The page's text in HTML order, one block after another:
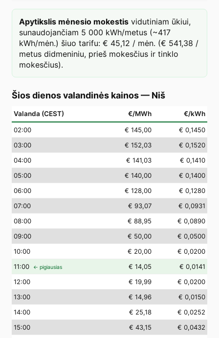
Apytikslis mėnesio mokestis vidutiniam ūkiui,
sunaudojančiam 5 000 kWh/metus (~417
kWh/mėn.) šiuo tarifu: € 45,12 / mėn. (€ 541,38 /
metus didmeniniu, prieš mokesčius ir tinklo
mokesčius).
Šios dienos valandinės kainos— Niš
Valanda (CEST) €/MWh €/kWh
02:00 € 145,00
€ 0,1450
03:00 € 152,03
€ 0,1520
04:00 € 141,03
€ 0,1410
05:00 € 140,00
€ 0,1400
06:00 € 128,00
€ 0,1280
07:00 € 93,07
€ 0,0931
08:00 € 88,95
€ 0,0890
09:00 € 50,00
€ 0,0500
10:00 € 20,00
€ 0,0200
11:00 ← pigiausias € 14,05
€ 0,0141
12:00 € 19,99
€ 0,0200
13:00 € 14,96
€ 0,0150
14:00 € 25,18
€ 0,0252
15:00 € 43,15
€ 0,0432